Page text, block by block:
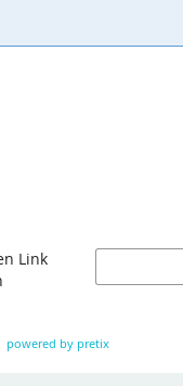
Link
powered by pretix